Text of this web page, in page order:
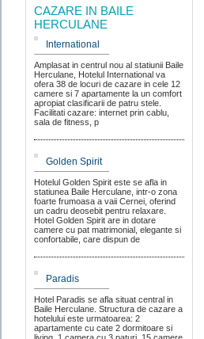
CAZARE IN BAILE
HERCULANE
International
Amplasat in centrul nou al statiunii Baile
Herculane, Hotelul International va
ofera 38 de locuri de cazare in cele 12
camere si 7 apartamente la un comfort
apropiat clasificarii de patru stele.
Facilitati cazare: internet prin cablu,
sala de fitness, p
Golden Spirit
Hotelul Golden Spirit este se afla in
statiunea Baile Herculane, intr-o zona
foarte frumoasa a vaii Cernei, oferind
un cadru deosebit pentru relaxare.
Hotel Golden Spirit are in dotare
camere cu pat matrimonial, elegante si
confortabile, care dispun de
Paradis
Hotel Paradis se afla situat central in
Baile Herculane. Structura de cazare a
hotelului este urmatoarea: 2
apartamente cu cate 2 dormitoare si